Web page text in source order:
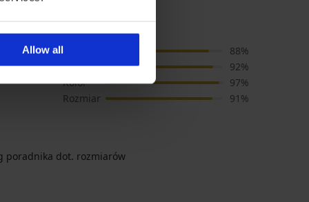
Allow all
Seaside IV
Cena
88%
Jakość
92%
Kolor
97%
Rozmiar
91%
poradnika dot. rozmiarów